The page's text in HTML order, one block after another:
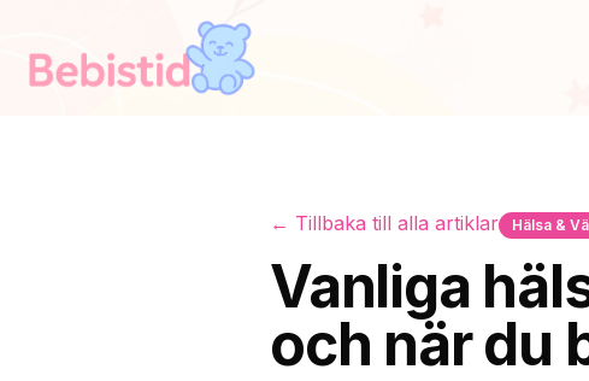
← Tillbaka till alla artiklar Hälsa &
Vanliga
och när du